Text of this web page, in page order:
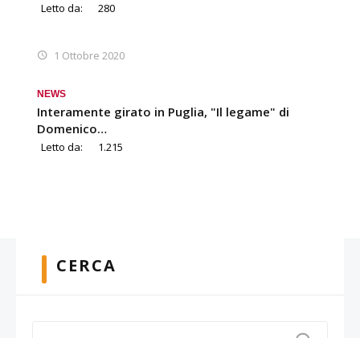
Letto da: 280
1 Ottobre 2020
NEWS
Interamente girato in Puglia, "Il legame" di
Domenico…
Letto da: 1.215
CERCA